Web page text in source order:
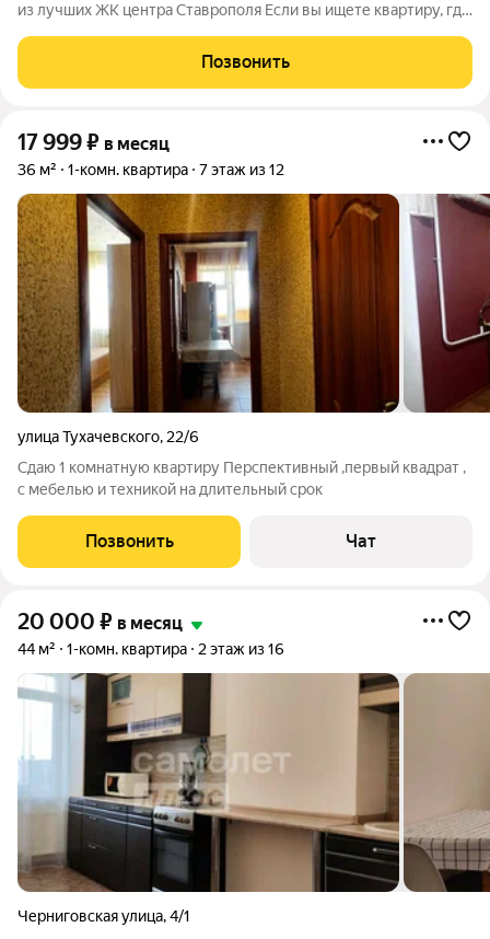
из лучших ЖК центра Ставрополя Если вы ищете квартиру, где
Дом расположен в тихом месте, вдали от шумных дорог, при
этом вся необходимая
Позвонить
17 999₽ в месяц
36 м² 1-комн. квартира 7 этаж из 12
улица Тухачевского, 22/6
Сдаю 1 комнатную квартиру Перспективный ,первый квадрат ,
с мебелью и техникой на длительный срок
Позвонить Чат
20 000 ₽ в месяц
44 м² 1-комн. квартира 2 этаж из 16
Черниговская улица,4/1